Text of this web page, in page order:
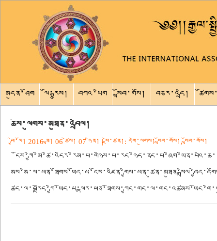
རྒྱལ་སྤྱིའི་བོད་ཀྱི་རིས་མེད་ཆོས་བརྒྱུད་མཐུན་ཚོགས།
རིས་མེད་ཆོས་བརྒྱུད།
མདུན་ཤོག ལོ་རྒྱུས། བཀའ་ཡིག སློབ་གསོ། བཅར་འདྲི།
ཆོས་ལུགས་མཐུན་འབྲེལ།
ཕྱི་ལོ། 2016 ཟླ། 06 ཚེས། 07 ཉིན། | སྡེ་ཚན།: དགེ་ལུགས། སློབ་གསོ། ,སློབ་གསོ།